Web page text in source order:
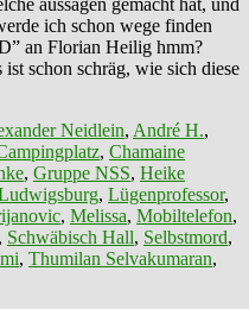
ich schon wege finden
an Florian Heilig hmm?
schon schräg, wie sich diese
Neidlein, André H.,
, Chamaine
, Gruppe NSS, Heike
, Lügenprofessor,
, Melissa, Mobiltelefon,
, Schwäbisch Hall, Selbstmord,
, Thumilan Selvakumaran,